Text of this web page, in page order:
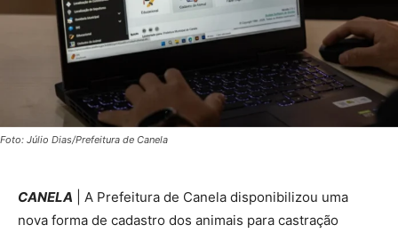
Foto: Júlio Dias/Prefeitura de Canela
CANELA | A Prefeitura de Canela disponibilizou uma
nova forma de cadastro dos animais para castração